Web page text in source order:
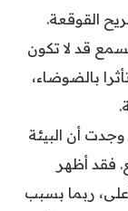
القوقعة.
قد لا تكون
بالضوضاء،
أن البيئة
فقد أظهر
ربما بسبب